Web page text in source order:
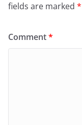
fields are marked *
Comment*